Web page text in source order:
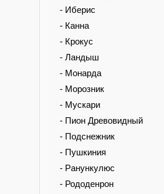
- Иберис
- Канна
- Крокус
- Ландыш
- Монарда
- Морозник
- Мускари
- Пион Древовидный
- Подснежник
- Пушкиния
- Ранункулюс
- Рододенрон